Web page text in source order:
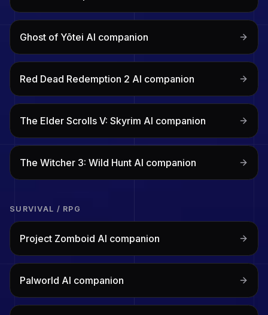
Ghost of Yōtei AI companion
Red Dead Redemption 2 AI companion
The Elder Scrolls V: Skyrim AI companion
The Witcher 3: Wild Hunt AI companion
SURVIVAL / RPG
Project Zomboid AI companion
Palworld AI companion